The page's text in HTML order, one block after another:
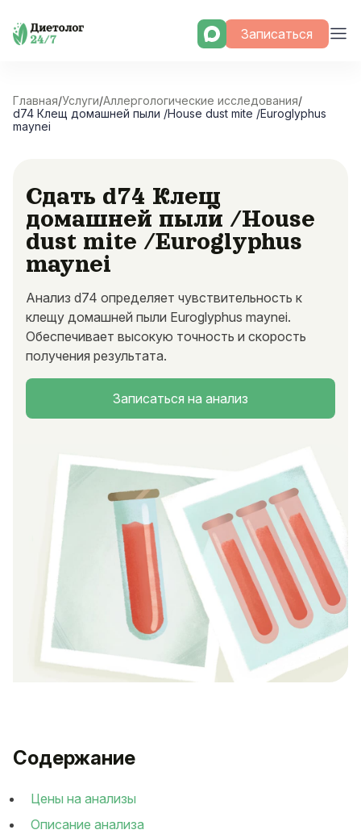
Skip
Записаться
Главная/Услуги/Аллергологические исследования/
d74 Клещ домашней пыли /House dust mite /Euroglyphus
maynei
Сдать d74 Клещ
домашней пыли /House
dust mite /Euroglyphus
maynei
Анализ d74 определяет чувствительность к
клещу домашней пыли Euroglyphus maynei.
Обеспечивает высокую точность и скорость
получения результата.
Записаться на анализ
Содержание
Цены на анализы
Описание анализа